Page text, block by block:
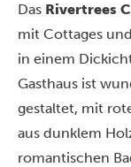
Das Rivertrees
mit Cottages
in einem
Gasthaus ist
gestaltet, mit
aus dunklem
romantischen